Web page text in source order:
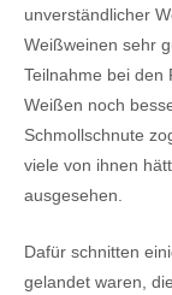
unverständlicher
Weißweinen sehr
Teilnahme bei den
Weißen noch
Schmollschnute
viele von ihnen
ausgesehen.
Dafür schnitten
gelandet waren,